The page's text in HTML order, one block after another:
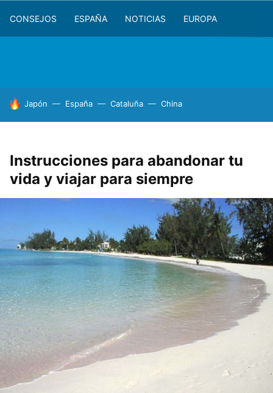
CONSEJOS ESPAÑA NOTICIAS EUROPA
HOY SE HABLA DE
Japón España Cataluña China
Instrucciones para abandonar tu
vida y viajar para siempre